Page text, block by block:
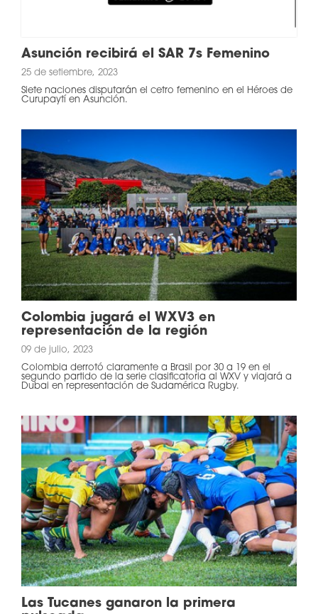
Asunción recibirá el SAR 7s Femenino
25 de setiembre, 2023
Siete naciones disputarán el cetro femenino en el Héroes de
Curupaytí en Asunción.
Colombia jugará el WXV3 en
representación de la región
09 de julio, 2023
Colombia derrotó claramente a Brasil por 30 a 19 en el
segundo partido de la serie clasificatoria al WXV y viajará a
Dubai en representación de Sudamérica Rugby.
Las Tucanes ganaron la primera